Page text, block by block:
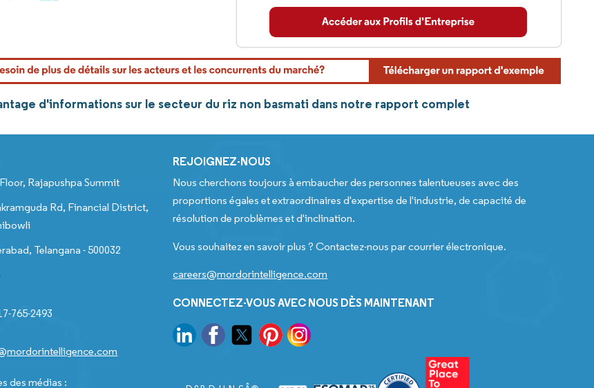
d'informations sur le secteur du riz non basmati dans notre rapport complet
Rajapushpa Summit
Rd, Financial District,
Telangana - 500032
765-2493
des médias :
REJOIGNEZ-NOUS
Nous cherchons toujours à embaucher des personnes talentueuses avec des
proportions égales et extraordinaires d'expertise de l'industrie, de capacité de
résolution de problèmes et d'inclination.
Vous souhaitez en savoir plus ? Contactez-nous par courrier électronique.
careers@mordorintelligence.com
CONNECTEZ-VOUS AVEC NOUS DÈS MAINTENANT